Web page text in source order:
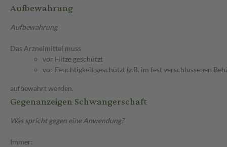
Aufbewahrung
Aufbewahrung
Das Arzneimittel muss
vor Hitze geschützt
vor Feuchtigkeit geschützt (z.B. im fest verschlossenen
aufbewahrt werden.
Gegenanzeigen Schwangerschaft
Was spricht gegen eine Anwendung?
Immer: